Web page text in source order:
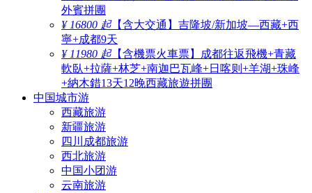
外賓拼團
¥ 16800 起【含大交通】吉隆坡/新加坡—西藏+西
寧+成都9天
¥ 11980 起【含機票火車票】成都往返飛機+青藏
軟臥+拉薩+林芝+南迦巴瓦峰+日喀则+羊湖+珠峰
+納木錯13天12晚西藏旅遊拼團
中国城市游
西藏旅游
新疆旅游
四川成都旅游
西北旅游
中国小团游
云南旅游